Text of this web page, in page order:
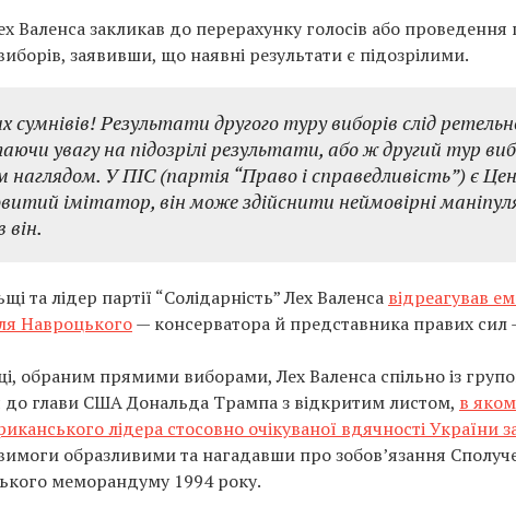
Валенса закликав до перерахунку голосів або проведення
заявивши, що наявні результати є підозрілими.
Результати другого туру виборів слід
увагу на підозрілі результати, або ж другий тур
У ПІС (партія “Право і справедливість”) є
імітатор, він може здійснити неймовірні
він.
та лідер партії “Солідарність” Лех Валенса відреагував
Навроцького— консерватора й представника правих сил
обраним прямими виборами, Лех Валенса спільно із
до глави США Дональда Трампа з відкритим листом, в
лідера стосовно очікуваної вдячності України
образливими та нагадавши про зобов’язання
меморандуму 1994 року.